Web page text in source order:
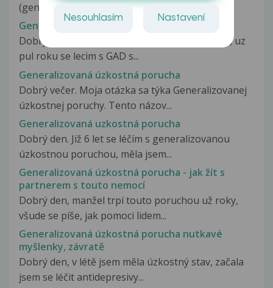
(generalizovaná osteorartróza_roky...
Generalizovaná úkostná porucha
Dobry vecer, potrebovala bych poradit prosim, uz
pul roku se lecim s GAD s...
Generalizovaná úzkostná porucha
Dobrý večer. Moja otázka sa týka Generalizovanej
úzkostnej poruchy. Tento názov...
Generalizovaná uzkostná porucha
Dobrý den. Již 6 let se léčím s generalizovanou
úzkostnou poruchou, měla jsem...
Generalizovaná úzkostná porucha - jak žít s
partnerem s touto nemocí
Dobrý den, manžel trpí touto poruchou už roky,
všude se píše, jak pomoci lidem...
Generalizovaná úzkostná porucha nutkavé
myšlenky, závratě
Dobrý den, v létě jsem měla úzkostný stav, začala
jsem se léčit antidepresivy...
Nesouhlasím Nastavení